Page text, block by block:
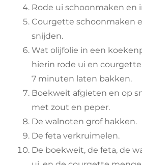
Rode ui schoonmaken en
Courgette schoonmaken
snijden.
Wat olijfolie in een
hierin rode ui en
7 minuten laten bakken.
Boekweit afgieten en op
met zout en peper.
De walnoten grof hakken.
De feta verkruimelen.
De boekweit, de feta, de